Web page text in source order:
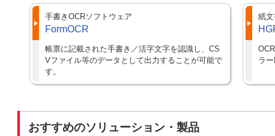
手書きOCRソフトウェア
FormOCR
帳票に記載された手書き／活字文字を認識し、CS
Vファイル等のデータとして出力することが可能で
す。
紙
ラ
おすすめのソリューション・製品